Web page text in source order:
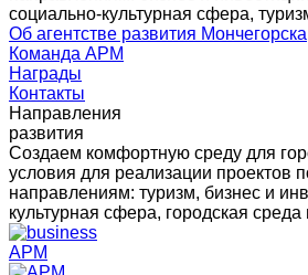
социально-культурная сфера,
Об агентстве развития Мончегорска
Команда АРМ
Награды
Контакты
Направления
развития
Создаем комфортную среду для
условия для реализации проектов
направлениям: туризм, бизнес и
культурная сфера, городская среда
АРМ